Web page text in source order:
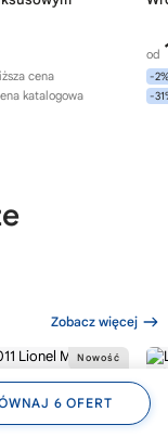
cena
katalogowa
od
-
-
6 OFERT
Zobacz więcej